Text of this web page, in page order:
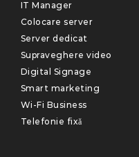
IT Manager
Colocare server
Server dedicat
Supraveghere video
Digital Signage
Smart marketing
Wi-Fi Business
Telefonie fixă